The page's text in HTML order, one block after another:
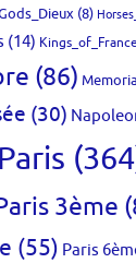
(8)
(14)
(86)
(30)
Paris
3ème
(55) Paris